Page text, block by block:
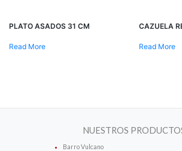
PLATO ASADOS 31 CM
Read More
CAZUELA
Read More
NUESTROS
Barro Vulcano